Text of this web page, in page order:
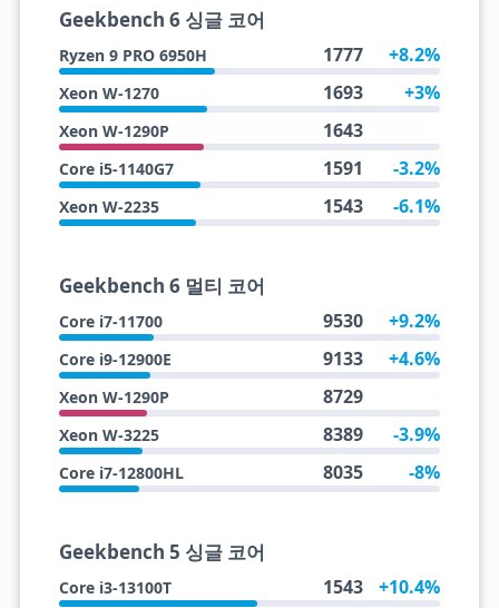
Geekbench 6 싱글 코어
Ryzen 9 PRO 6950H 1777 +8.2%
Xeon W-1270 1693 +3%
Xeon W-1290P 1643
Core i5-1140G7 1591 -3.2%
Xeon W-2235 1543 -6.1%
Geekbench 6 멀티 코어
Core i7-11700 9530 +9.2%
Core i9-12900E 9133 +4.6%
Xeon W-1290P 8729
Xeon W-3225 8389 -3.9%
Core i7-12800HL 8035 -8%
Geekbench 5 싱글 코어
Core i3-13100T 1543 +10.4%